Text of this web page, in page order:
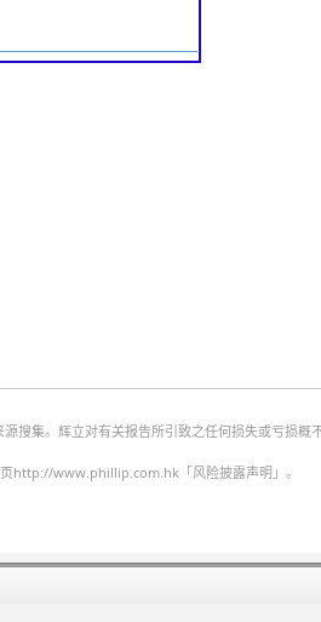
搜集。辉立对有关报告所引致之任何损失或亏损概
http://www.phillip.com.hk「风险披露声明」。